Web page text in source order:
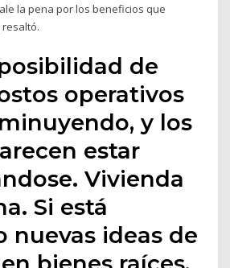
la pena por los beneficios que
de
operativos
y los
estar
Vivienda
Si está
nuevas ideas de